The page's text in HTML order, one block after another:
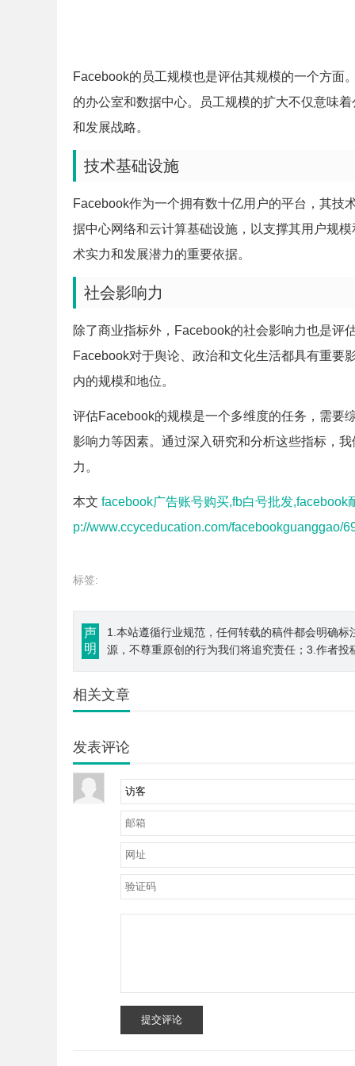
Facebook的员工规模也是评估其规模的一个方面
的办公室和数据中心。员工规模的扩大不仅意味
和发展战略。
技术基础设施
Facebook作为一个拥有数十亿用户的平台，其技
据中心网络和云计算基础设施，以支撑其用户规
术实力和发展潜力的重要依据。
社会影响力
除了商业指标外，Facebook的社会影响力也是评
Facebook对于舆论、政治和文化生活都具有重要
内的规模和地位。
评估Facebook的规模是一个多维度的任务，需要
影响力等因素。通过深入研究和分析这些指标，
力。
本文 facebook广告账号购买,fb白号批发,facebook
p://www.ccyceducation.com/facebookguanggao/
标签:
声
明
1.本站遵循行业规范，任何转载的稿件都会明确
源，不尊重原创的行为我们将追究责任；3.作者
相关文章
发表评论
提交评论